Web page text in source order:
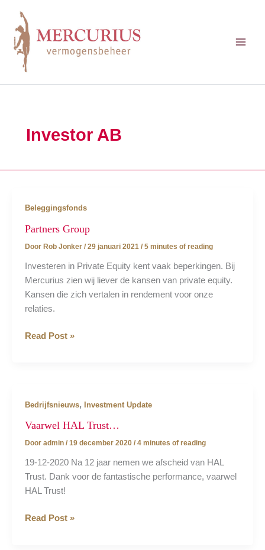
inhoud
Investor AB
Beleggingsfonds
Partners Group
Door Rob Jonker / 29 januari 2021 / 5 minutes of reading
Investeren in Private Equity kent vaak beperkingen. Bij
Mercurius zien wij liever de kansen van private equity.
Kansen die zich vertalen in rendement voor onze
relaties.
Partners
Read Post »
Bedrijfsnieuws, Investment Update
Vaarwel HAL Trust…
Door admin / 19 december 2020 / 4 minutes of reading
19-12-2020 Na 12 jaar nemen we afscheid van HAL
Trust. Dank voor de fantastische performance, vaarwel
HAL Trust!
Vaarwel
Read Post »